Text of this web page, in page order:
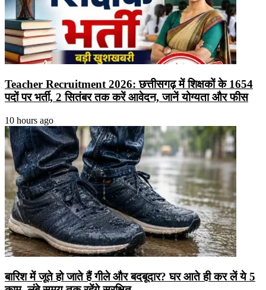
Teacher Recruitment 2026: छत्तीसगढ़ में शिक्षकों के 1654
पदों पर भर्ती, 2 सितंबर तक करें आवेदन, जानें योग्यता और फीस
10 hours ago
बारिश में जूते हो जाते हैं गीले और बदबूदार? घर आते ही कर लें ये 5